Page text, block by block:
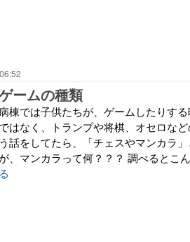
ームの種類
棟では子供たちが、ゲームしたりす
ではなく、トランプや将棋、オセロな
う話をしてたら、「チェスやマンカラ
が、マンカラって何？？？ 調べるとこ
る